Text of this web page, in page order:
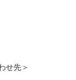
せ先 ＞